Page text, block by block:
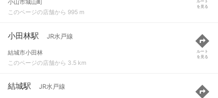
小山市城山町
このページの店舗から 995 m
を見る
小田林駅 JR水戸線
結城市小田林
このページの店舗から 3.5 km
ルート
を見る
結城駅 JR水戸線